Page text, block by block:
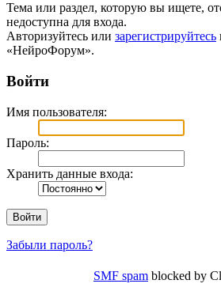
Тема или раздел, которую вы ищете,
недоступна для входа.
Авторизуйтесь или зарегистрируйтесь
«НейроФорум».
Войти
Имя пользователя:
Пароль:
Хранить данные входа:
Забыли пароль?
SMF spam blocked by